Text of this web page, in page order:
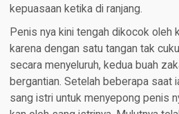
kepuasaan ketika di ranjang.
Penis nya kini tengah dikocok oleh
karena dengan satu tangan tak
secara menyeluruh, kedua buah
bergantian. Setelah beberapa saat
sang istri untuk menyepong penis